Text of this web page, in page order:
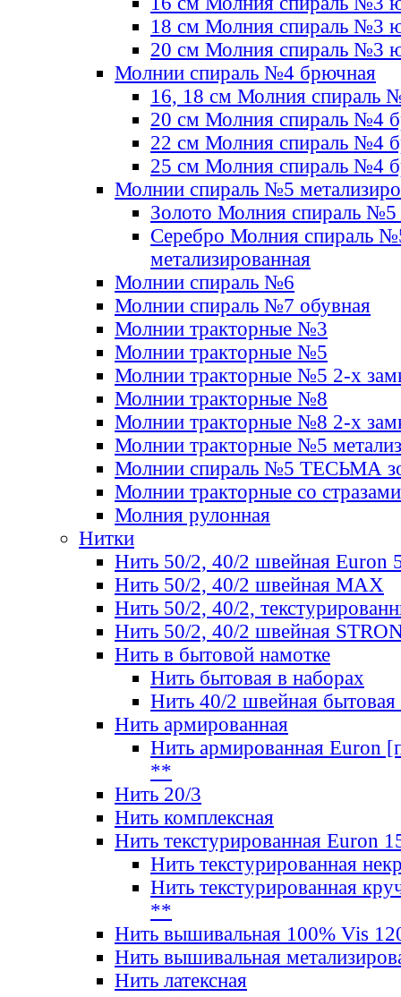
18 см Молния спираль №3
20 см Молния спираль №3
Молнии спираль №4 брючная
16, 18 см Молния спираль
20 см Молния спираль №4
22 см Молния спираль №4
25 см Молния спираль №4
Молнии спираль №5
Золото Молния спираль №5
Серебро Молния спираль
метализированная
Молнии спираль №6
Молнии спираль №7 обувная
Молнии тракторные №3
Молнии тракторные №5
Молнии тракторные №5 2-х
Молнии тракторные №8
Молнии тракторные №8 2-х
Молнии тракторные №5
Молнии спираль №5 ТЕСЬМА
Молнии тракторные со стразами
Молния рулонная
Нитки
Нить 50/2, 40/2 швейная Euron
Нить 50/2, 40/2 швейная МАХ
Нить 50/2, 40/2,
Нить 50/2, 40/2 швейная
Нить в бытовой намотке
Нить бытовая в наборах
Нить 40/2 швейная бытовая
Нить армированная
Нить армированная Euron
**
Нить 20/3
Нить комплексная
Нить текстурированная Euron
Нить текстурированная
Нить текстурированная
**
Нить вышивальная 100% Vis
Нить вышивальная
Нить латексная